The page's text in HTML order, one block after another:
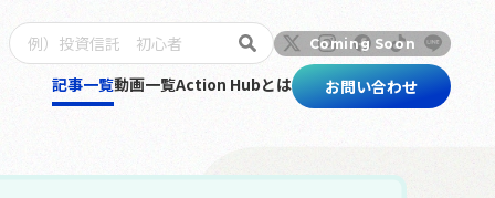
記事一覧動画一覧Action Hubとは お問い合わせ
トップ